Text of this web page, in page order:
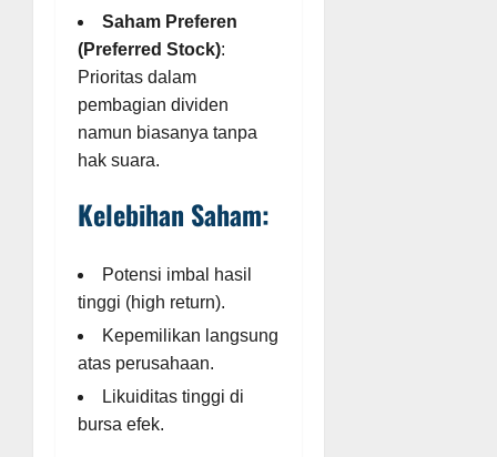
Saham Preferen
(Preferred Stock):
Prioritas dalam
pembagian dividen
namun biasanya tanpa
hak suara.
Kelebihan Saham:
Potensi imbal hasil
tinggi (high return).
Kepemilikan langsung
atas perusahaan.
Likuiditas tinggi di
bursa efek.